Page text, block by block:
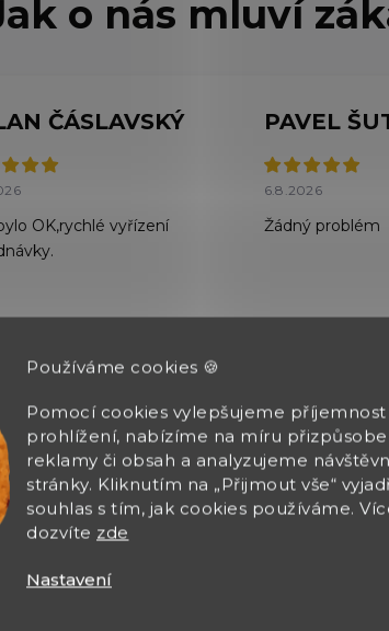
Používáme cookies 🍪
Pomocí cookies vylepšujeme příjemnost
prohlížení, nabízíme na míru
reklamy či obsah a analyzujeme
stránky. Kliknutím na „Přijmout vše“
souhlas s tím, jak cookies používáme.
dozvíte zde
Nastavení
ČÁSLAVSKÝ
OK,rychlé vyřízení
PAVEL
6.8.2026
Žádný problém
Zobrazit další hodnocení